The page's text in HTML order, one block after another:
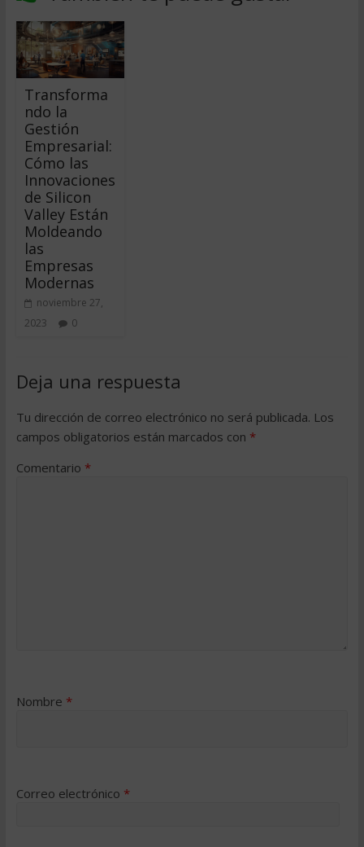
Transforma
ndo la
Gestión
Empresarial:
Cómo las
Innovaciones
de Silicon
Valley Están
Moldeando
las
Empresas
Modernas
noviembre 27,
2023
0
Deja una respuesta
Tu dirección de correo electrónico no será publicada. Los
campos obligatorios están marcados con *
Comentario *
Nombre *
Correo electrónico *